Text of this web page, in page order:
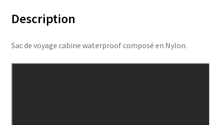
Description
Sac de voyage cabine waterproof composé en Nylon.